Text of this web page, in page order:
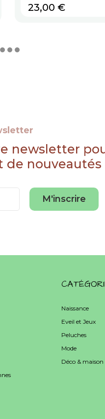
Prix
23,00 €
newsletter
de nouveautés
M'inscrire
Naissance
Eveil et Jeux
Peluches
Mode
Déco & maison